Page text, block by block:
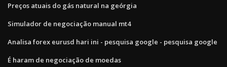
Preços atuais do gás natural na geórgia
Simulador de negociação manual mt4
Analisa forex eurusd hari ini - pesquisa google - pesquisa google
É haram de negociação de moedas